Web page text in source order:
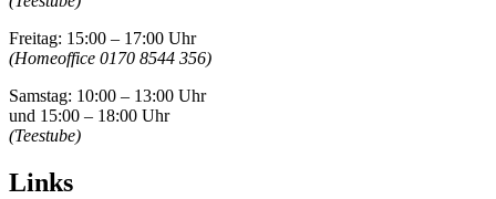
Freitag: 15:00 – 17:00 Uhr
(Homeoffice 0170 8544 356)
Samstag: 10:00 – 13:00 Uhr
und 15:00 – 18:00 Uhr
(Teestube)
Links